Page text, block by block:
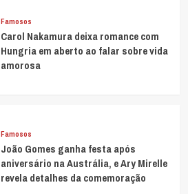
Famosos
Carol Nakamura deixa romance com
Hungria em aberto ao falar sobre vida
amorosa
Famosos
João Gomes ganha festa após
aniversário na Austrália, e Ary Mirelle
revela detalhes da comemoração